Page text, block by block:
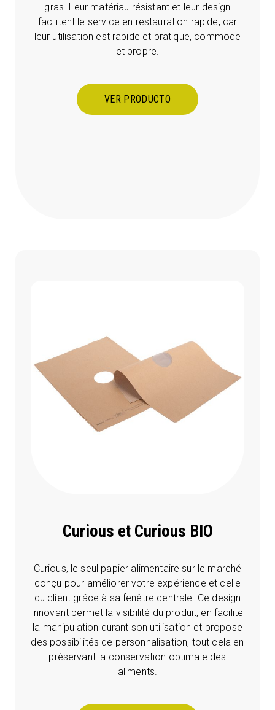
gras. Leur matériau résistant et leur design
facilitent le service en restauration rapide, car
leur utilisation est rapide et pratique, commode
et propre.
VER PRODUCTO
Curious et Curious BIO
Curious, le seul papier alimentaire sur le marché
conçu pour améliorer votre expérience et celle
du client grâce à sa fenêtre centrale. Ce design
innovant permet la visibilité du produit, en facilite
la manipulation durant son utilisation et propose
des possibilités de personnalisation, tout cela en
préservant la conservation optimale des
aliments.